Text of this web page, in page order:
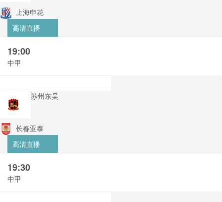
上海申花
高清直播
19:00
中甲
苏州东吴
长春亚泰
高清直播
19:30
中甲